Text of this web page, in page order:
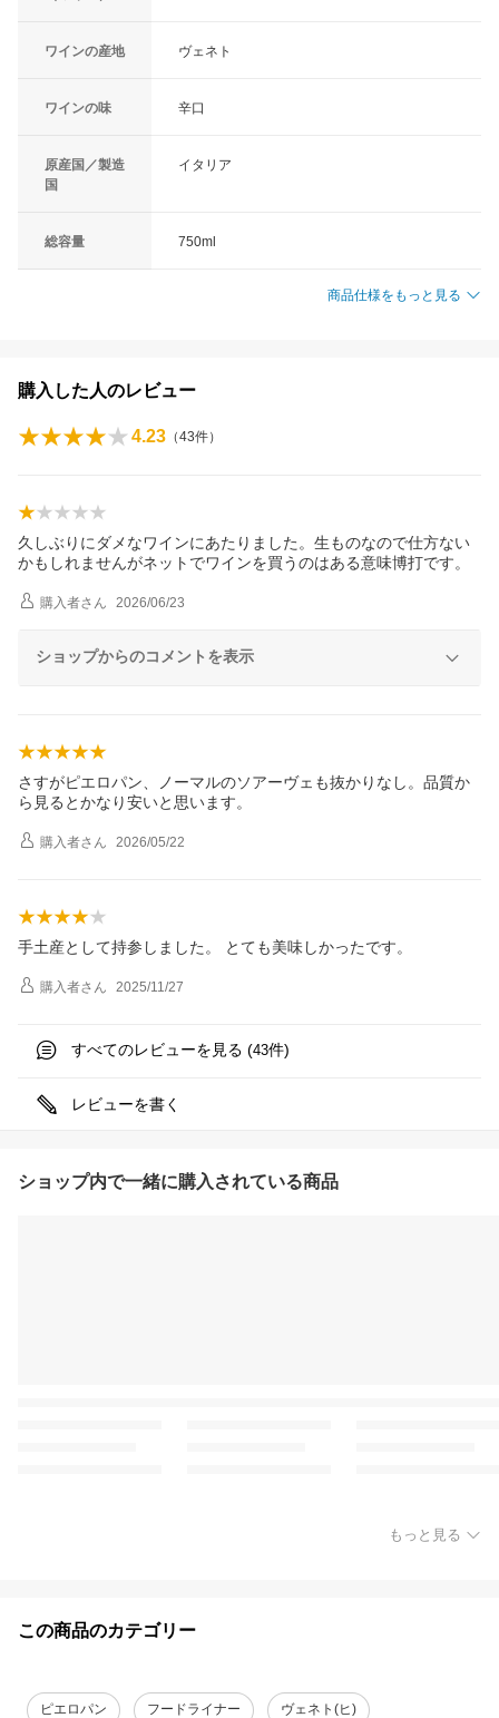
ワインの産地 ヴェネト
ワインの味 辛口
原産国／製造
国
イタリア
総容量 750ml
商品仕様をもっと見る
購入した人のレビュー
4.23 （43件）
久しぶりにダメなワインにあたりました。生ものなので仕方ない
かもしれませんがネットでワインを買うのはある意味博打です。
購入者さん 2026/06/23
ショップからのコメントを表示
さすがピエロパン、ノーマルのソアーヴェも抜かりなし。品質か
ら見るとかなり安いと思います。
購入者さん 2026/05/22
手土産として持参しました。 とても美味しかったです。
購入者さん 2025/11/27
すべてのレビューを見る (43件)
レビューを書く
ショップ内で一緒に購入されている商品
もっと見る
この商品のカテゴリー
ピエロパン フードライナー ヴェネト(ヒ)